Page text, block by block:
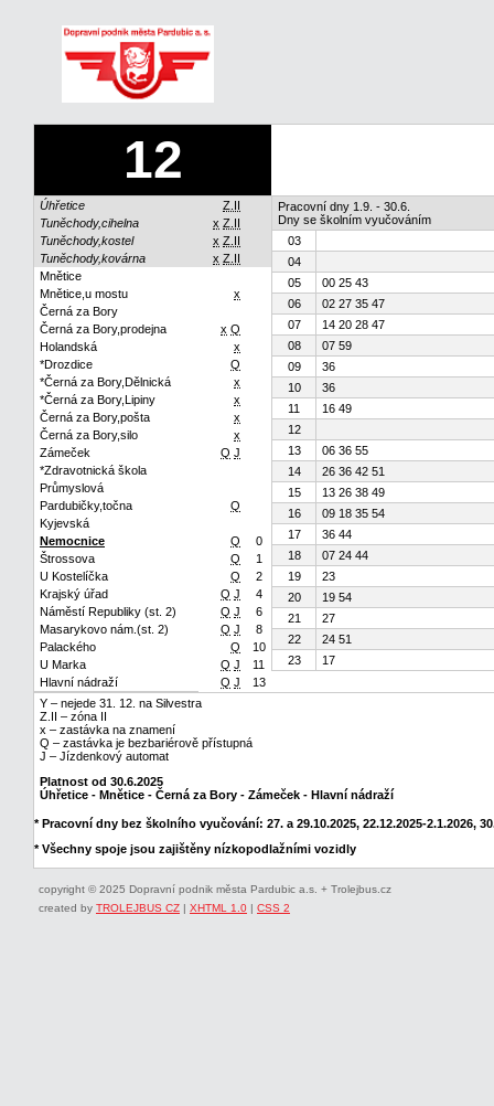
12
Úhřetice
Z.II
Tuněchody,cihelna
x Z.II
Tuněchody,kostel
x Z.II
Tuněchody,kovárna
x Z.II
Mnětice
Mnětice,u mostu
x
Černá za Bory
Černá za Bory,prodejna
x Q
Holandská
x
*Drozdice
Q
*Černá za Bory,Dělnická
x
*Černá za Bory,Lipiny
x
Černá za Bory,pošta
x
Černá za Bory,silo
x
Zámeček
Q J
*Zdravotnická škola
Průmyslová
Pardubičky,točna
Q
Kyjevská
Nemocnice
Q
0
Štrossova
Q
1
U Kostelíčka
Q
2
Krajský úřad
Q J
4
Náměstí Republiky (st. 2)
Q J
6
Masarykovo nám.(st. 2)
Q J
8
Palackého
Q
10
U Marka
Q J
11
Hlavní nádraží
Q J 13
Pracovní dny 1.9. - 30.6.
Dny se školním vyučováním
03
04
05
00 25 43
06
02 27 35 47
07
14 20 28 47
08
07 59
09
36
10
36
11
16 49
12
13
06 36 55
14
26 36 42 51
15
13 26 38 49
16
09 18 35 54
17
36 44
18
07 24 44
19
23
20
19 54
21
27
22
24 51
23
17
Y – nejede 31. 12. na Silvestra
Z.II – zóna II
x – zastávka na znamení
Q – zastávka je bezbariérově přístupná
J – Jízdenkový automat
Platnost od 30.6.2025
Úhřetice - Mnětice - Černá za Bory - Zámeček - Hlavní nádraží
* Pracovní dny bez školního vyučování: 27. a 29.10.2025, 22.12.2025-2.1.2026,
* Všechny spoje jsou zajištěny nízkopodlažními vozidly
copyright © 2025 Dopravní podnik města Pardubic a.s. + Trolejbus.cz
created by TROLEJBUS CZ | XHTML 1.0 | CSS 2